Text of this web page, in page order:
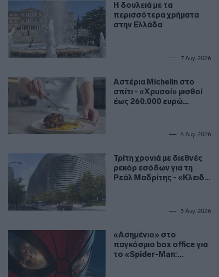
Η δουλειά με τα
περισσότερα χρήματα
στην Ελλάδα
7 Αυγ. 2026
Αστέρια Michelin στο
σπίτι - «Χρυσοί» μισθοί
έως 260.000 ευρώ
6 Αυγ. 2026
Τρίτη χρονιά με διεθνές
ρεκόρ εσόδων για τη
Ρεάλ Μαδρίτης - «Κλειδί»
5 Αυγ. 2026
«Ασημένιο» στο
παγκόσμιο box office για
το «Spider-Man: